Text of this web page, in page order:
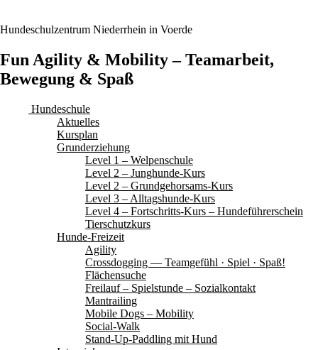
Hundeschulzentrum Niederrhein in Voerde
Fun Agility & Mobility – Teamarbeit,
Bewegung & Spaß
Hundeschule
Aktuelles
Kursplan
Grunderziehung
Level 1 – Welpenschule
Level 2 – Junghunde-Kurs
Level 2 – Grundgehorsams-Kurs
Level 3 – Alltagshunde-Kurs
Level 4 – Fortschritts-Kurs – Hundeführerschein
Tierschutzkurs
Hunde-Freizeit
Agility
Crossdogging — Teamgefühl · Spiel · Spaß!
Flächensuche
Freilauf – Spielstunde – Sozialkontakt
Mantrailing
Mobile Dogs – Mobility
Social-Walk
Stand-Up-Paddling mit Hund